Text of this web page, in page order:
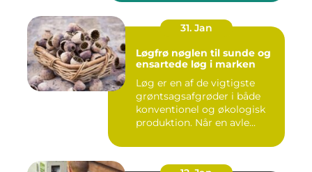
31. Jan
Løgfrø nøglen til sunde og
ensartede løg i marken
Løg er en af de vigtigste
grøntsagsafgrøder i både
konventionel og økologisk
produktion. Når en avle...